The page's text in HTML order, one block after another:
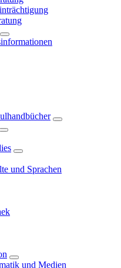
und Sprachen
und Medien